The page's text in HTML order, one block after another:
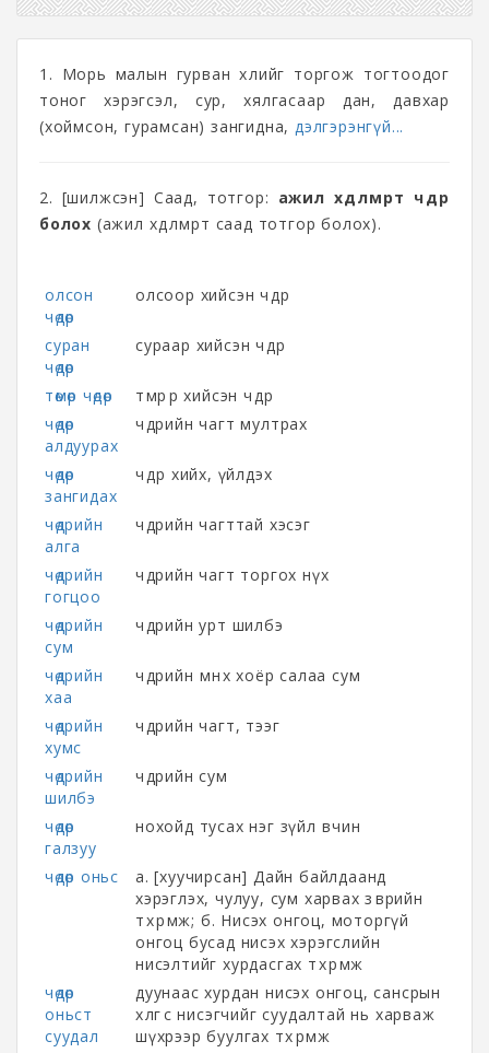
1. Морь малын гурван хөлийг торгож тогтоодог
тоног хэрэгсэл, сур, хялгасаар дан, давхар
(хоймсон, гурамсан) зангидна, дэлгэрэнгүй...
2. [шилжсэн] Саад, тотгор: ажил хөдөлмөрт чөдөр
болох (ажил хөдөлмөрт саад тотгор болох).
олсон
чөдөр
олсоор хийсэн чөдөр
суран
чөдөр
сураар хийсэн чөдөр
төмөр чөдөр
төмрөөр хийсэн чөдөр
чөдөр
алдуурах
чөдрийн чагт мултрах
чөдөр
зангидах
чөдөр хийх, үйлдэх
чөдрийн
алга
чөдрийн чагттай хэсэг
чөдрийн
гогцоо
чөдрийн чагт торгох нүх
чөдрийн
сум
чөдрийн урт шилбэ
чөдрийн
хаа
чөдрийн өмнөх хоёр салаа сум
чөдрийн
хумс
чөдрийн чагт, тээг
чөдрийн
шилбэ
чөдрийн сум
чөдөр
галзуу
нохойд тусах нэг зүйл өвчин
чөдөр оньс
а. [хуучирсан] Дайн байлдаанд
хэрэглэх, чулуу, сум харвах зөөврийн
төхөөрөмж; б. Нисэх онгоц, моторгүй
онгоц бусад нисэх хэрэгслийн
нисэлтийг хурдасгах төхөөрөмж
чөдөр
оньст
суудал
дуунаас хурдан нисэх онгоц, сансрын
хөлгөөс нисэгчийг суудалтай нь харваж
шүхрээр буулгах төхөөрөмж